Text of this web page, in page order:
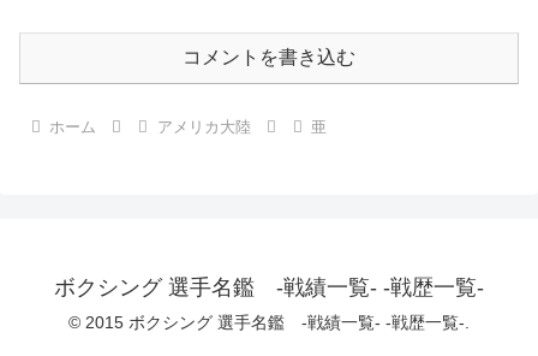
コメントを書き込む
ホーム アメリカ大陸 亜
ボクシング 選手名鑑 -戦績一覧- -戦歴一覧-
© 2015 ボクシング 選手名鑑 -戦績一覧- -戦歴一覧-.